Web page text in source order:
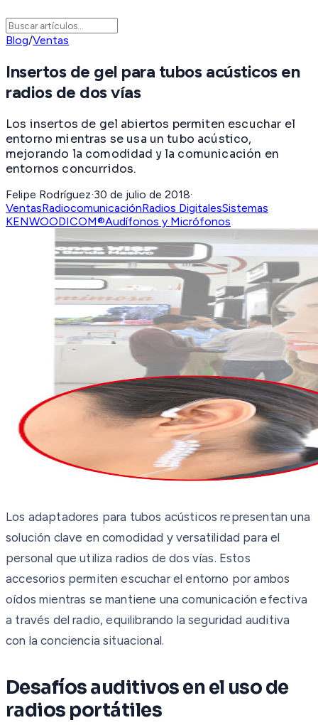
Blog/Ventas
Insertos de gel para tubos acústicos en
radios de dos vías
Los insertos de gel abiertos permiten escuchar el
entorno mientras se usa un tubo acústico,
mejorando la comodidad y la comunicación en
entornos concurridos.
Felipe Rodríguez·30 de julio de 2018·
VentasRadiocomunicaciónRadios DigitalesSistemas
KENWOODICOM®Audífonos y Micrófonos
Los adaptadores para tubos acústicos representan una
solución clave en comodidad y versatilidad para el
personal que utiliza radios de dos vías. Estos
accesorios permiten escuchar el entorno por ambos
oídos mientras se mantiene una comunicación efectiva
a través del radio, equilibrando la seguridad auditiva
con la conciencia situacional.
Desafíos auditivos en el uso de
radios portátiles